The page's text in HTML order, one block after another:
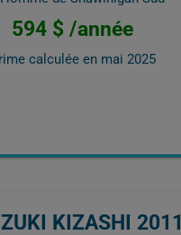
594 $ /année
calculée en mai 2025
KIZASHI 2011